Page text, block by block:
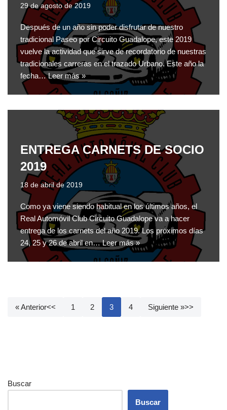
29 de agosto de 2019
Después de un año sin poder disfrutar de nuestro
tradicional Paseo por Circuito Guadalope, este 2019
vuelve la actividad que sirve de recordatorio de nuestras
tradicionales carreras en el trazado Urbano. Este año la
fecha…Leer más »
ENTREGA CARNETS DE SOCIO
2019
18 de abril de 2019
Como ya viene siendo habitual en los últimos años, el
Real Automóvil Club Circuito Guadalope va a hacer
entrega de los carnets del año 2019. Los próximos días
24, 25 y 26 de abril en…Leer más »
« Anterior 1 2 3 4 Siguiente »
Buscar
Buscar